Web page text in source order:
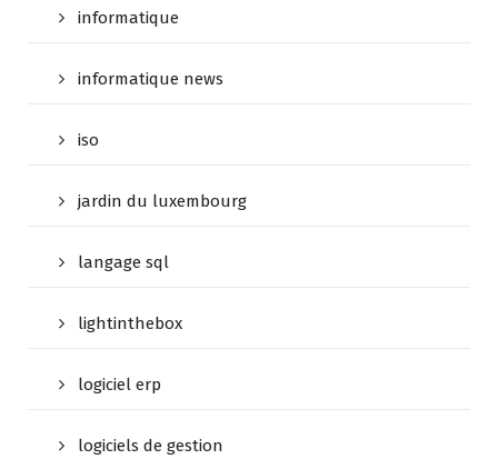
informatique
informatique news
iso
jardin du luxembourg
langage sql
lightinthebox
logiciel erp
logiciels de gestion